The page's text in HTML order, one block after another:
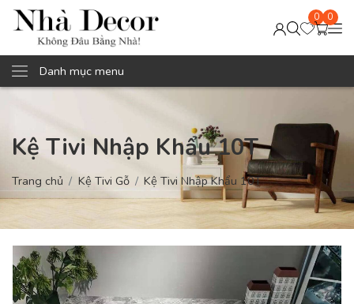
0 0
Danh mục menu
Kệ Tivi Nhập Khẩu 10T
Trang chủ Kệ Tivi Gỗ Kệ Tivi Nhập Khẩu 10T